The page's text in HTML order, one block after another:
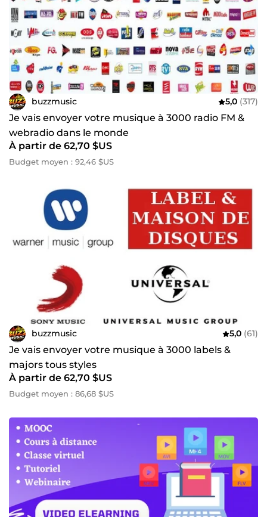
buzzmusic 5,0 (317)
Je vais envoyer votre musique à 3000 radio FM &
webradio dans le monde
À partir de 62,70 $US
Budget moyen : 92,46 $US
buzzmusic 5,0 (61)
Je vais envoyer votre musique à 3000 labels &
majors tous styles
À partir de 62,70 $US
Budget moyen : 86,68 $US